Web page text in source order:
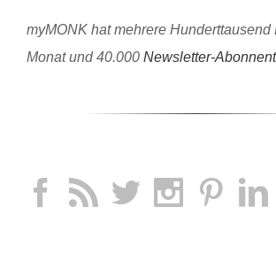
myMONK hat mehrere Hunderttausend
Monat und 40.000 Newsletter-